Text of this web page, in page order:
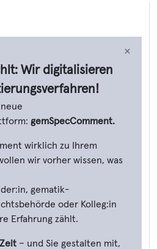
×
Wir digitalisieren
gemSpecComment.
wirklich zu Ihrem
wir vorher wissen, was
gematik-
oder Kolleg:in
Erfahrung zählt.
– und Sie gestalten mit,